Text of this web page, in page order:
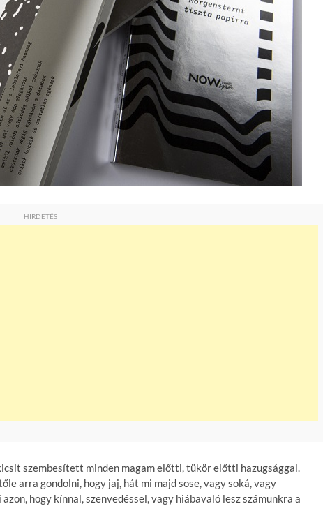
HIRDETÉS
szembesített minden magam előtti, tükör előtti hazugsággal.
arra gondolni, hogy jaj, hát mi majd sose, vagy soká, vagy
hogy kínnal, szenvedéssel, vagy hiábavaló lesz számunkra a